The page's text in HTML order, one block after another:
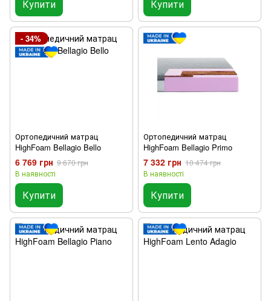
Купити Купити
- 34%
Ортопедичний матрац
HighFoam Bellagio Bello
6 769 грн 9 670 грн
В наявності
Купити
Ортопедичний матрац
HighFoam Bellagio Primo
7 332 грн 10 474 грн
В наявності
Купити